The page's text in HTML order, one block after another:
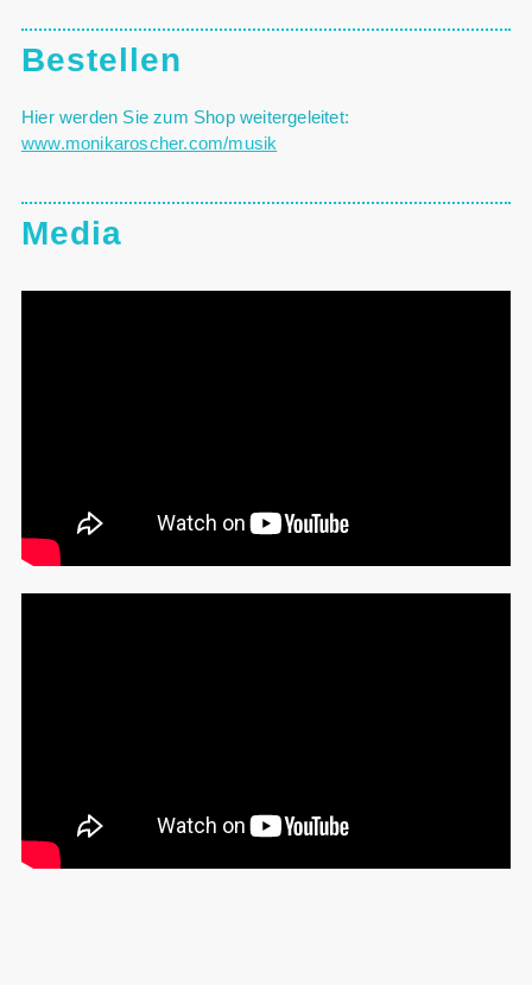
Bestellen
Hier werden Sie zum Shop weitergeleitet:
www.monikaroscher.com/musik
Media